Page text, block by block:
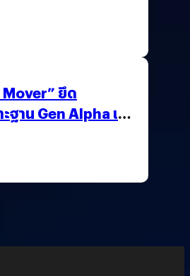
ยึด
ฐาน Gen Alpha เมื่อ